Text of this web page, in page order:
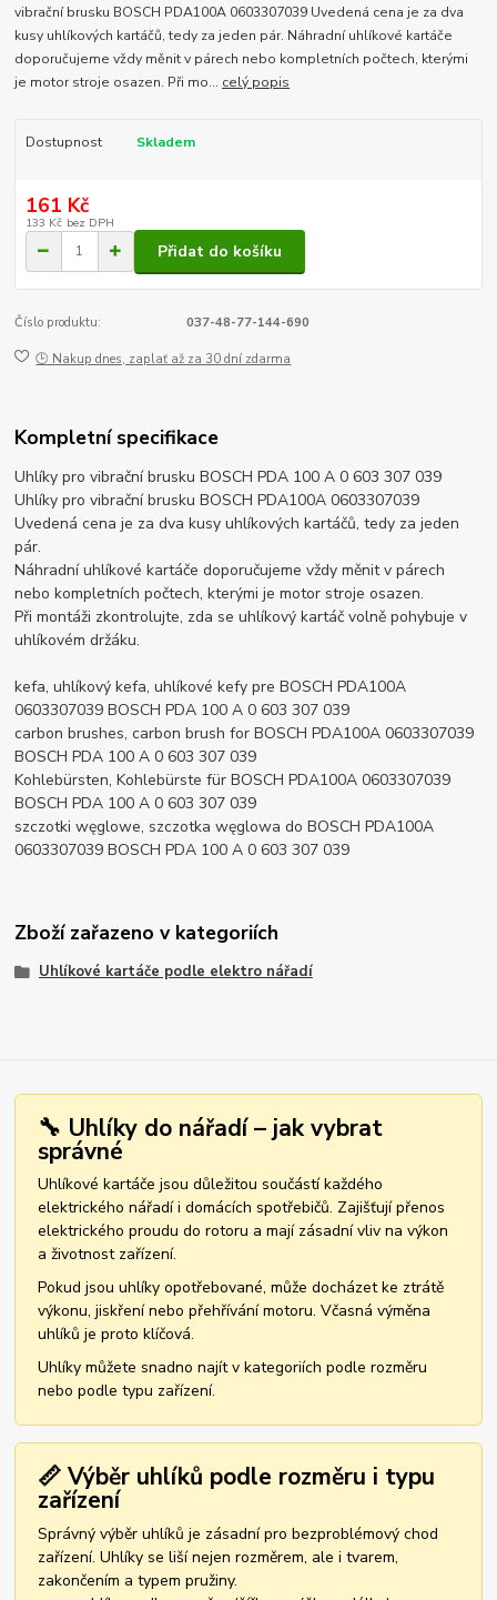
vibrační brusku BOSCH PDA100A 0603307039 Uvedená cena je za dva
kusy uhlíkových kartáčů, tedy za jeden pár. Náhradní uhlíkové kartáče
doporučujeme vždy měnit v párech nebo kompletních počtech, kterými
je motor stroje osazen. Při mo... celý popis
Dostupnost Skladem
161 Kč
133 Kč bez DPH
Přidat do košíku
Číslo produktu: 037-48-77-144-690
🕒 Nakup dnes, zaplať až za 30 dní zdarma
Kompletní specifikace
Uhlíky pro vibrační brusku BOSCH PDA 100 A 0 603 307 039
Uhlíky pro vibrační brusku BOSCH PDA100A 0603307039
Uvedená cena je za dva kusy uhlíkových kartáčů, tedy za jeden
pár.
Náhradní uhlíkové kartáče doporučujeme vždy měnit v párech
nebo kompletních počtech, kterými je motor stroje osazen.
Při montáži zkontrolujte, zda se uhlíkový kartáč volně pohybuje v
uhlíkovém držáku.
kefa, uhlíkový kefa, uhlíkové kefy pre BOSCH PDA100A
0603307039 BOSCH PDA 100 A 0 603 307 039
carbon brushes, carbon brush for BOSCH PDA100A 0603307039
BOSCH PDA 100 A 0 603 307 039
Kohlebürsten, Kohlebürste für BOSCH PDA100A 0603307039
BOSCH PDA 100 A 0 603 307 039
szczotki węglowe, szczotka węglowa do BOSCH PDA100A
0603307039 BOSCH PDA 100 A 0 603 307 039
Zboží zařazeno v kategoriích
Uhlíkové kartáče podle elektro nářadí
🔧 Uhlíky do nářadí – jak vybrat
správné
Uhlíkové kartáče jsou důležitou součástí každého
elektrického nářadí i domácích spotřebičů. Zajišťují přenos
elektrického proudu do rotoru a mají zásadní vliv na výkon
a životnost zařízení.
Pokud jsou uhlíky opotřebované, může docházet ke ztrátě
výkonu, jiskření nebo přehřívání motoru. Včasná výměna
uhlíků je proto klíčová.
Uhlíky můžete snadno najít v kategoriích podle rozměru
nebo podle typu zařízení.
📏 Výběr uhlíků podle rozměru i typu
zařízení
Správný výběr uhlíků je zásadní pro bezproblémový chod
zařízení. Uhlíky se liší nejen rozměrem, ale i tvarem,
zakončením a typem pružiny.